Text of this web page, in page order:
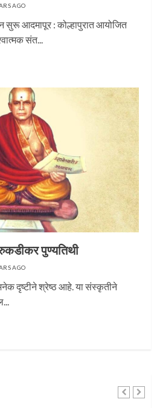
AGO
सुरू आदमापूर : कोल्हापुरात आयोजित
संत...
पुण्यतिथी
AGO
दृष्टीने श्रेष्ठ आहे. या संस्कृतीने
सोहळ्यासाठी आळंदी सज्ज
महाराज पुण्यतिथी